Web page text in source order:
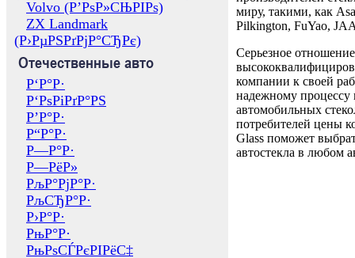
Volvo (Р’РѕР»СЊРІРѕ)
ZX Landmark
(Р›РµРЅРґРјР°СЂРє)
Отечественные авто
Р‘Р°Р·
Р‘РѕРіРґР°РЅ
Р’Р°Р·
Р“Р°Р·
Р—Р°Р·
Р—РёР»
РљР°РјР°Р·
РљСЂР°Р·
Р›Р°Р·
РњР°Р·
РњРѕСЃРєРІРёС‡
миру, такими, как
Pilkington, FuYao,
Серьезное отношение
компании к своей
надежному процессу
автомобильных
потребителей цены
Glass поможет
автостекла в любом